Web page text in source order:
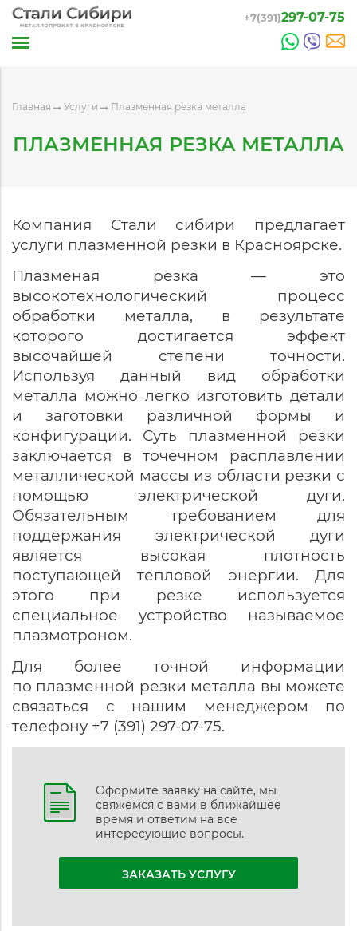
+7(391)297-07-75
Главная Услуги Плазменная резка металла
ПЛАЗМЕННАЯ РЕЗКА МЕТАЛЛА
Компания Стали сибири предлагает
услуги плазменной резки в Красноярске.
Плазменая резка — это
высокотехнологический процесс
обработки металла, в результате
которого достигается эффект
высочайшей степени точности.
Используя данный вид обработки
металла можно легко изготовить детали
и заготовки различной формы и
конфигурации. Суть плазменной резки
заключается в точечном расплавлении
металлической массы из области резки с
помощью электрической дуги.
Обязательным требованием для
поддержания электрической дуги
является высокая плотность
поступающей тепловой энергии. Для
этого при резке используется
специальное устройство называемое
плазмотроном.
Для более точной информации
по плазменной резки металла вы можете
связаться с нашим менеджером по
телефону +7 (391) 297-07-75.
Оформите заявку на сайте, мы
свяжемся с вами в ближайшее
время и ответим на все
интересующие вопросы.
ЗАКАЗАТЬ УСЛУГУ